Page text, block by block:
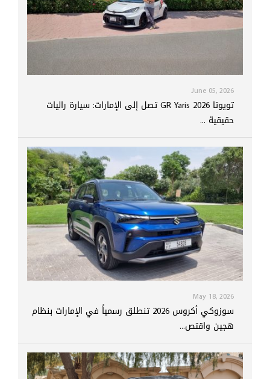
June 05, 2026
تويوتا GR Yaris 2026 تصل إلى الإمارات: سيارة راليات
حقيقية ...
May 18, 2026
سوزوكي أكروس 2026 تنطلق رسمياً في الإمارات بنظام
هجين واقتص...